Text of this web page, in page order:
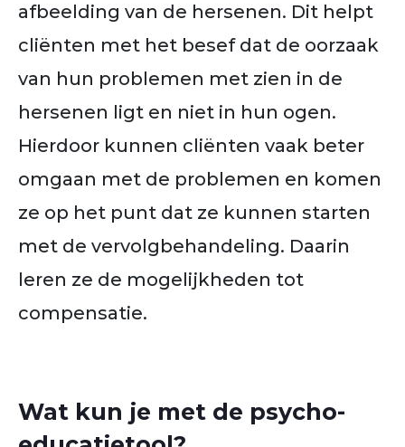
afbeelding van de hersenen. Dit helpt
cliënten met het besef dat de oorzaak
van hun problemen met zien in de
hersenen ligt en niet in hun ogen.
Hierdoor kunnen cliënten vaak beter
omgaan met de problemen en komen
ze op het punt dat ze kunnen starten
met de vervolgbehandeling. Daarin
leren ze de mogelijkheden tot
compensatie.
Wat kun je met de psycho-